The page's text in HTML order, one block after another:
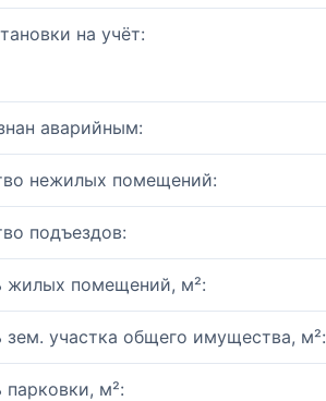
на учёт:
аварийным:
нежилых помещений:
подъездов:
жилых помещений, м²:
участка общего имущества, м²:
м²: